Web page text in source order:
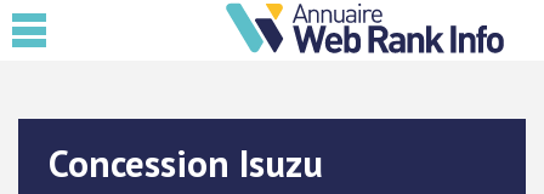
Concession Isuzu